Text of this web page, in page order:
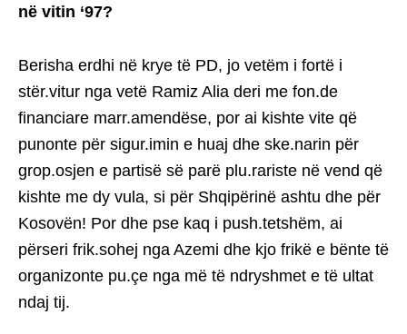
në vitin ‘97?
Berisha erdhi në krye të PD, jo vetëm i fortë i
stër.vitur nga vetë Ramiz Alia deri me fon.de
financiare marr.amendëse, por ai kishte vite që
punonte për sigur.imin e huaj dhe ske.narin për
grop.osjen e partisë së parë plu.rariste në vend që
kishte me dy vula, si për Shqipërinë ashtu dhe për
Kosovën! Por dhe pse kaq i push.tetshëm, ai
përseri frik.sohej nga Azemi dhe kjo frikë e bënte të
organizonte pu.çe nga më të ndryshmet e të ultat
ndaj tij.